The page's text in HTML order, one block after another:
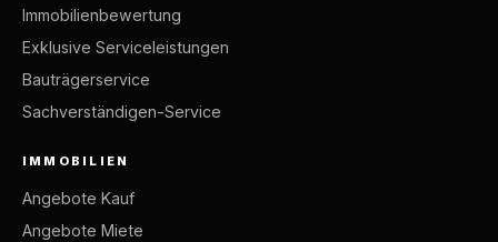
Immobilienbewertung
Exklusive Serviceleistungen
Bauträgerservice
Sachverständigen-Service
IMMOBILIEN
Angebote Kauf
Angebote Miete